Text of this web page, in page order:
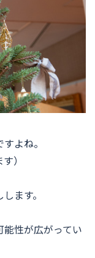
よね。
）
ます。
性が広がってい